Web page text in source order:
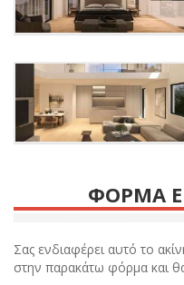
ΦΟΡΜΑ
Σας ενδιαφέρει αυτό το
στην παρακάτω φόρμα και